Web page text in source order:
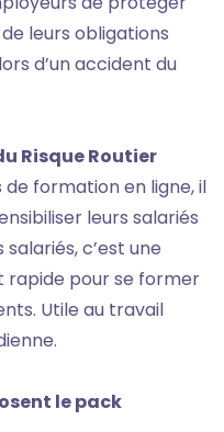
leurs obligations
d’un accident du
Risque Routier
formation en ligne, il
leurs salariés
c’est une
rapide pour se former
Utile au travail
le pack